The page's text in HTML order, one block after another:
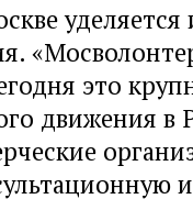
уделяется
это
движения в
и